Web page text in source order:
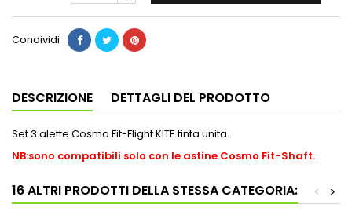
Condividi
DESCRIZIONE DETTAGLI DEL PRODOTTO
Set 3 alette Cosmo Fit-Flight KITE tinta unita.
NB:sono compatibili solo con le astine Cosmo Fit-Shaft.
16 ALTRI PRODOTTI DELLA STESSA CATEGORIA: >
<